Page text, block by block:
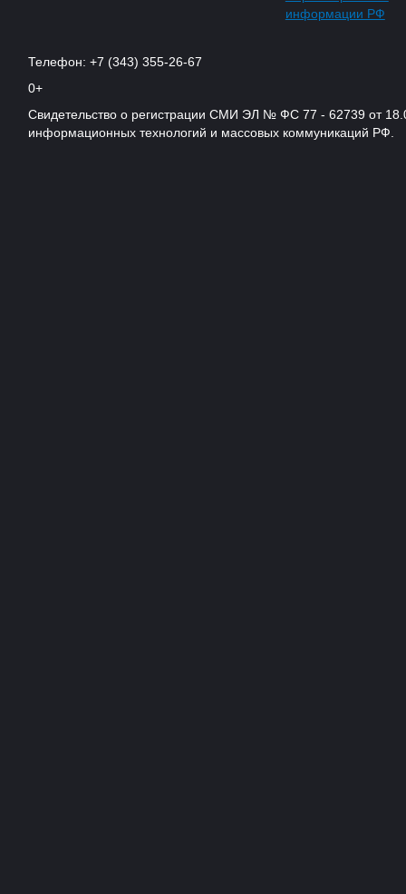
информации РФ
Телефон: +7 (343) 355-26-67
0+
Свидетельство о регистрации СМИ ЭЛ № ФС 77 - 62739 от
информационных технологий и массовых коммуникаций РФ.